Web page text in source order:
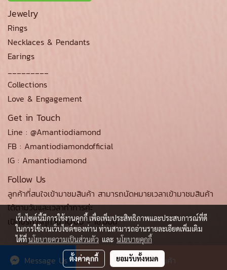
สั่งซื้อสินค้า
Message Us
Jewelry
Rings
Necklaces & Pendants
Earings
Collections
Love & Engagement
Get in Touch
Line : @Amantiodiamond
FB : Amantiodiamondofficial
IG : Amantiodiamond
Follow Us
ลูกค้าที่สนใจเข้ามาชมสินค้า สามารถนัดหมายเวลาเข้ามาชมสินค้า
ได้ตามวันและเวลาทำการค่ะ
เปิดบริการทุกวัน 10.00 - 18.00น.
© Copyright amantiodiamond.com 2021 All Rights Reserved.
เว็บไซต์นี้มีการใช้งานคุกกี้ เพื่อเพิ่มประสิทธิภาพและประสบการณ์ที่ดี
ในการใช้งานเว็บไซต์ของท่าน ท่านสามารถอ่านรายละเอียดเพิ่มเติม
ได้ที่นโยบายความเป็นส่วนตัว และ นโยบายคุกกี้
ตั้งค่าคุกกี้ ยอมรับทั้งหมด